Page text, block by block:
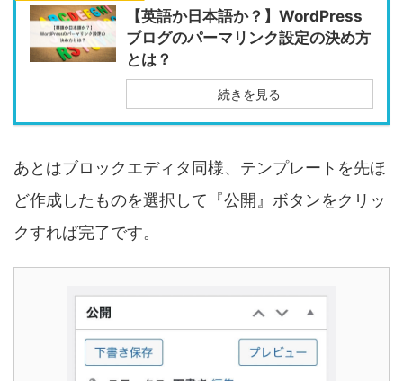
【英語か日本語か？】WordPress
ブログのパーマリンク設定の決め方
とは？
続きを見る
あとはブロックエディタ同様、テンプレートを先ほ
ど作成したものを選択して『公開』ボタンをクリッ
クすれば完了です。